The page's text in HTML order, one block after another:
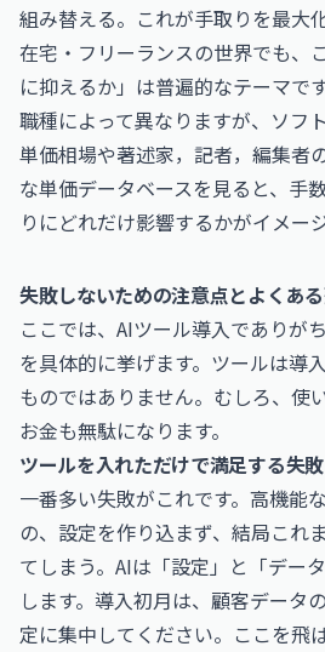
組み替える。これが手取りを最大
在宅・フリーランスの世界でも、
に抑えるか」は普遍的なテーマで
職種によって異なりますが、 ソフ
単価相場や著述家，記者，編集者
な単価データベースを見ると、手
りにどれだけ影響するかがイメー
失敗しないための注意点とよくあ
ここでは、AIツール導入でありが
を具体的に挙げます。ツールは導
ものではありません。むしろ、使
お金も無駄になります。
ツールを入れただけで満足する失敗
一番多い失敗がこれです。高機能
の、設定を作り込まず、結局これ
てしまう。AIは「設定」と「デー
します。導入初月は、顧客データ
定に集中してください。ここを飛